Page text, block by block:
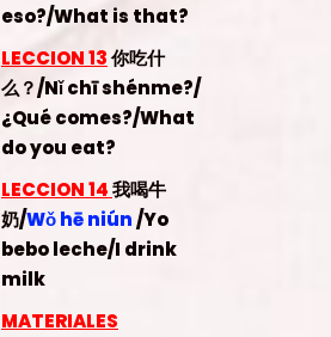
eso?/What is that?
LECCION 13你吃什
么？/Nǐ chī shénme?/
¿Qué comes?/What
do you eat?
LECCION 14我喝牛
奶/Wǒ hē niún/Yo
bebo leche/I drink
milk
MATERIALES